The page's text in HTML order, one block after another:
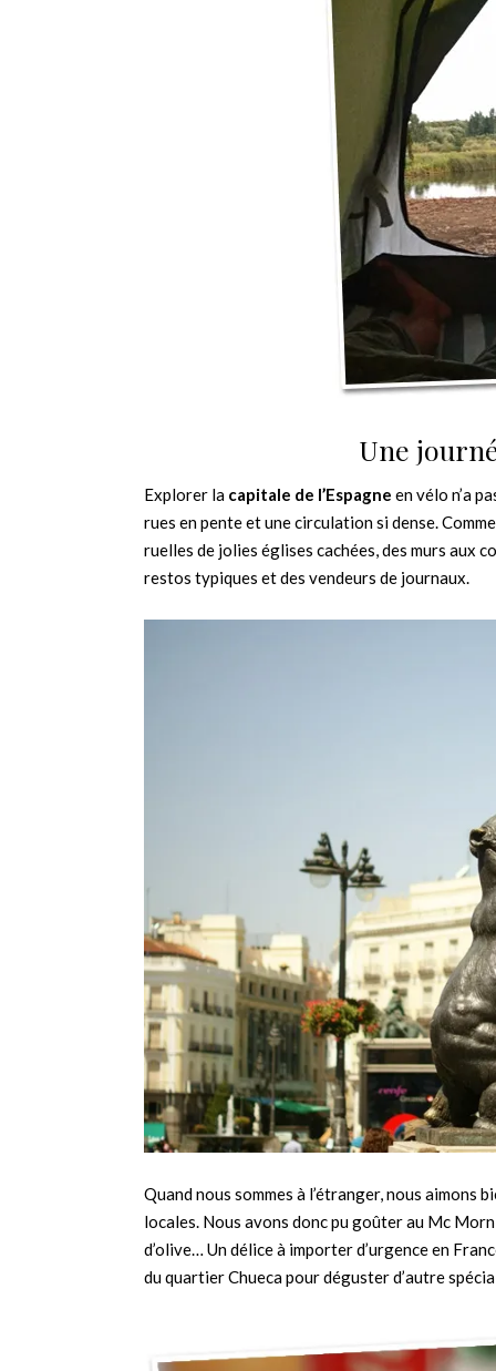
Une
Explorer la capitale de l’Espagne en vélo n’a
rues en pente et une circulation si dense.
ruelles de jolies églises cachées, des murs aux
restos typiques et des vendeurs de journaux.
Quand nous sommes à l’étranger, nous
locales. Nous avons donc pu goûter au Mc
d’olive… Un délice à importer d’urgence en
du quartier Chueca pour déguster d’autre